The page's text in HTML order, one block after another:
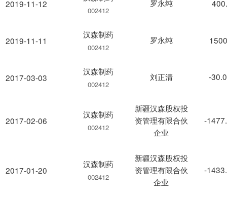
2019-11-12
2019-11-11
2017-03-03
2017-02-06
2017-01-20
002412
罗永纯
汉森制药
002412
罗永纯
汉森制药
002412
刘正清 -
汉森制药
002412
新疆汉森股权投
资管理有限合伙
企业
-
汉森制药
002412
新疆汉森股权投
资管理有限合伙
企业
-